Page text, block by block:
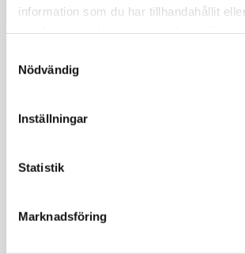
information som du har tillhandahållit
Nödvändig
Inställningar
Statistik
Marknadsföring